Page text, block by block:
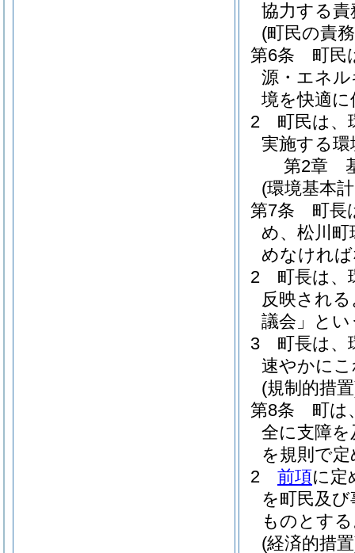
協力する
(町民の責
第6条
町民
源・エネ
境を快適
2
町民は、
実施する
第2章
(環境基本
第7条
町長
め、松川町
めなけれ
2
町長は、
反映され
議会」とい
3
町長は、
速やかに
(規制的措
第8条
町は
全に支障
を規則で
2
前項に定
を町民及
ものとす
(経済的措